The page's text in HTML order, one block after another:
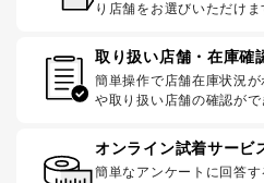
り店舗をお選びいただけま
取り扱い店舗・在庫確
簡単操作で店舗在庫状況
や取り扱い店舗の確認がで
オンライン試着サービ
簡単なアンケートに回答